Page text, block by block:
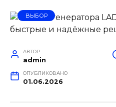
ВЫБОР
АВТОР
admin
ОПУБЛИКОВАНО
01.06.2026